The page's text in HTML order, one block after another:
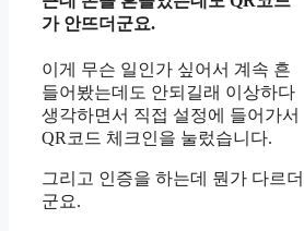
가 안뜨더군요.
이게 무슨 일인가 싶어서 계속 흔
들어봤는데도 안되길래 이상하다
생각하면서 직접 설정에 들어가서
QR코드 체크인을 눌렀습니다.
그리고 인증을 하는데 뭔가 다르더
군요.